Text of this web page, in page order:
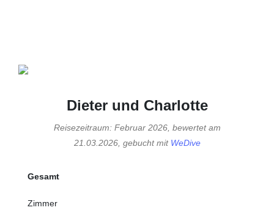
Dieter und Charlotte
Reisezeitraum: Februar 2026, bewertet am
21.03.2026, gebucht mit WeDive
Gesamt
Zimmer